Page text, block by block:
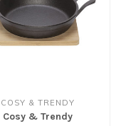
COSY & TRENDY
Cosy & Trendy